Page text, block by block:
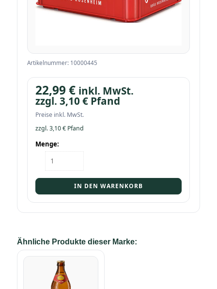
Artikelnummer: 10000445
22,99 € inkl. MwSt.
zzgl. 3,10 € Pfand
Preise inkl. MwSt.
zzgl.3,10€ Pfand
Menge:
Kasten
Flötzinger
Menge
IN DEN WARENKORB
Ähnliche Produkte dieser Marke: